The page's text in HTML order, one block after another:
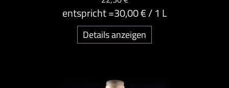
entspricht =30,00 €/ 1 L
Details anzeigen